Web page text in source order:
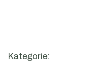
świeżości do Twojego
Kategorie: